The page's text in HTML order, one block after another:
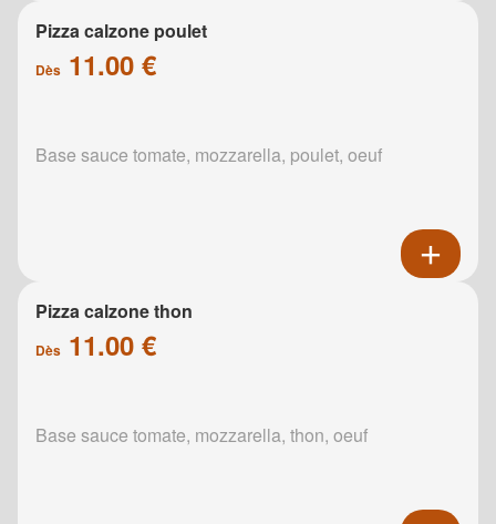
Pizza calzone poulet
Dès 11.00 €
Base sauce tomate, mozzarella, poulet, oeuf
Pizza calzone thon
Dès 11.00 €
Base sauce tomate, mozzarella, thon, oeuf